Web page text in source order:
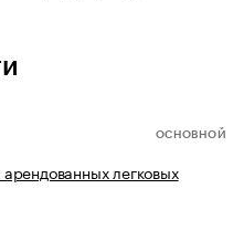
ОСНОВНОЙ
арендованных легковых